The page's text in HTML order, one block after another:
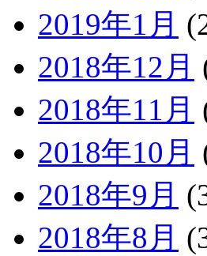
2019年1月
2018年12月
2018年11月
2018年10月
2018年9月
2018年8月